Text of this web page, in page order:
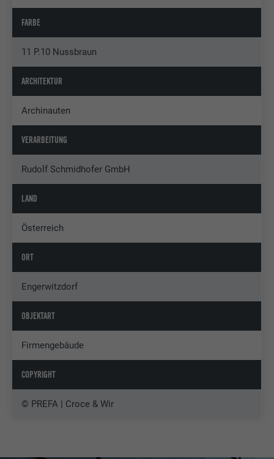
FARBE
11 P.10 Nussbraun
ARCHITEKTUR
Archinauten
VERARBEITUNG
Rudolf Schmidhofer GmbH
LAND
Österreich
ORT
Engerwitzdorf
OBJEKTART
Firmengebäude
COPYRIGHT
© PREFA | Croce & Wir